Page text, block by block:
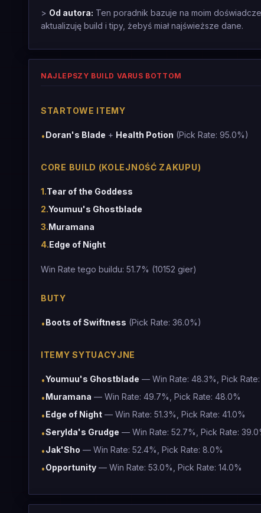
> Od autora: Ten poradnik bazuje na moim
aktualizuję build i tipy, żebyś miał najświeższe dane.
NAJLEPSZY BUILD VARUS BOTTOM
STARTOWE ITEMY
•Doran's Blade + Health Potion (Pick Rate: 95.0%)
CORE BUILD (KOLEJNOŚĆ ZAKUPU)
1.Tear of the Goddess
2.Youmuu's Ghostblade
3.Muramana
4.Edge of Night
Win Rate tego buildu: 51.7% (10152 gier)
BUTY
•Boots of Swiftness (Pick Rate: 36.0%)
ITEMY SYTUACYJNE
•Youmuu's Ghostblade — Win Rate: 48.3%, Pick Rate:
•Muramana — Win Rate: 49.7%, Pick Rate: 48.0%
•Edge of Night — Win Rate: 51.3%, Pick Rate: 41.0%
•Serylda's Grudge — Win Rate: 52.7%, Pick Rate:
•Jak'Sho — Win Rate: 52.4%, Pick Rate: 8.0%
•Opportunity — Win Rate: 53.0%, Pick Rate: 14.0%